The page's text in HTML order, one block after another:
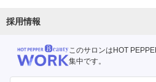
採用情報
このサロンはHOT
集中です。